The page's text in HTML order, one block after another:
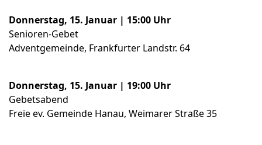
Donnerstag, 15. Januar | 15:00 Uhr
Senioren-Gebet
Adventgemeinde, Frankfurter Landstr. 64
Donnerstag, 15. Januar | 19:00 Uhr
Gebetsabend
Freie ev. Gemeinde Hanau, Weimarer Straße 35